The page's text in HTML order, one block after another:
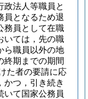
政法人等職員と
員となるため退
務員として在職
いては，先の職
ら職員以外の地
終期までの期間
た者の要請に応
かつ，引き続き
いて国家公務員